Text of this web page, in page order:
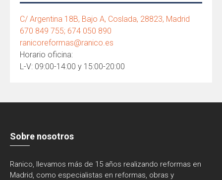
C/ Argentina 18B, Bajo A, Coslada, 28823, Madrid
670 849 755; 674 050 890
ranicoreformas@ranico.es
Horario oficina:
L-V: 09:00-14:00 y 15:00-20:00
Sobre nosotros
Ranico, llevamos más de 15 años realizando reformas en
Madrid, como especialistas en reformas, obras y